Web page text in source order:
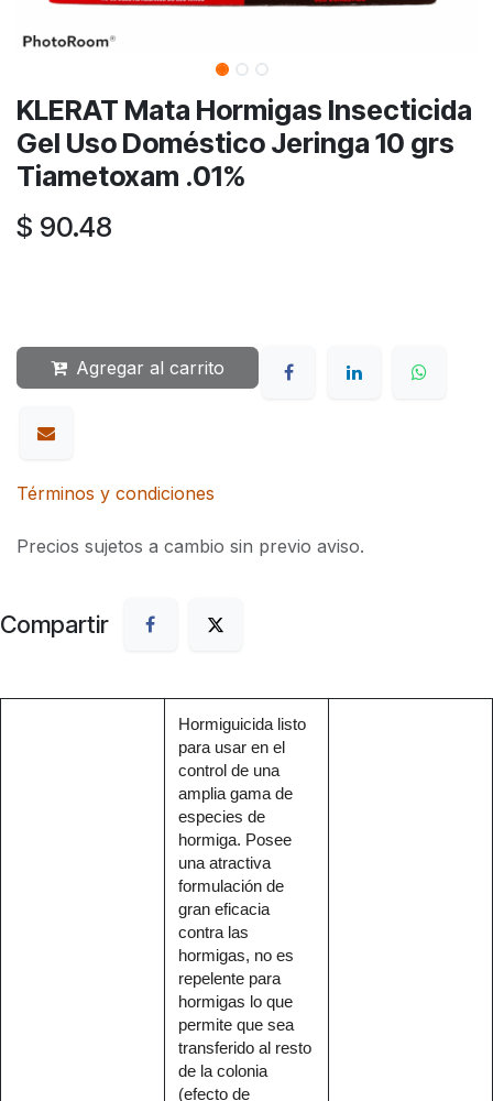
KLERAT Mata Hormigas Insecticida
Gel Uso Doméstico Jeringa 10 grs
Tiametoxam .01%
$ 90.48
Agregar al carrito
Términos y condiciones
Precios sujetos a cambio sin previo aviso.
Compartir
Hormiguicida listo
para usar en el
control de una
amplia gama de
especies de
hormiga. Posee
una atractiva
formulación de
gran eficacia
contra las
hormigas, no es
repelente para
hormigas lo que
permite que sea
transferido al resto
de la colonia
(efecto de